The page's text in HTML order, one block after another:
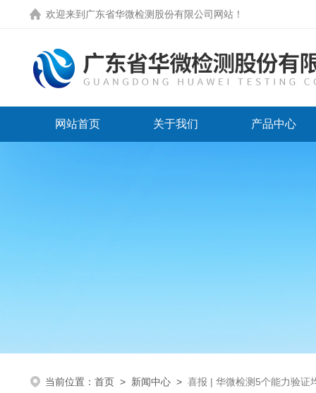
欢迎来到 广东省华微检测股份有限公司网站 ！
网站首页 关于我们 产品中心
当前位置： 首页 > 新闻中心 > 喜报 | 华微检测5个能力验证